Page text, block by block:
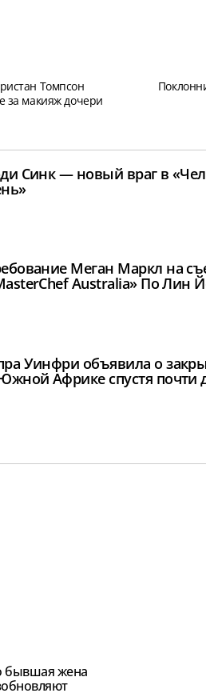
Томпсон
за макияж дочери
Синк — новый враг в
Меган Маркл на
Australia» По Лин
Уинфри объявила о
Африке спустя почти
бывшая жена